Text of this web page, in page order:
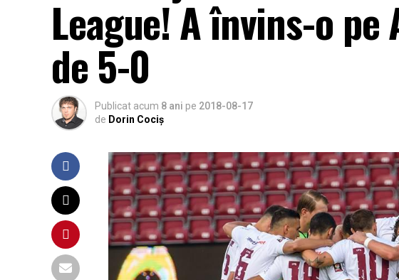
League! A învins-o
de 5-0
Publicat acum 8 ani pe 2018-08-17
de Dorin Cociș